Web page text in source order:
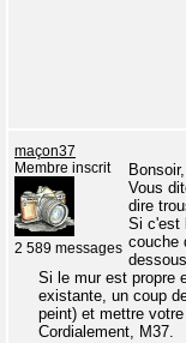
maçon37
Membre inscrit
2 589 messages
Bonsoir,
Vous
dire
Si c'est
couche
Si le mur est propre
existante, un coup
peint) et mettre votre
Cordialement, M37.